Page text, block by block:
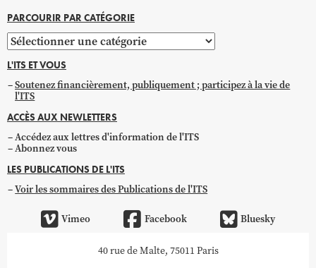
PARCOURIR PAR CATÉGORIE
Parcourir
par
catégorie
L'ITS ET VOUS
Soutenez financièrement, publiquement ; participez à la vie de
l'ITS
ACCÈS AUX NEWLETTERS
Accédez aux lettres d'information de l'ITS
Abonnez vous
LES PUBLICATIONS DE L'ITS
Voir les sommaires des Publications de l'ITS
Vimeo Facebook Bluesky
40 rue de Malte, 75011 Paris